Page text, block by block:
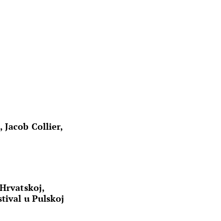
Jacob Collier,
u Pulskoj